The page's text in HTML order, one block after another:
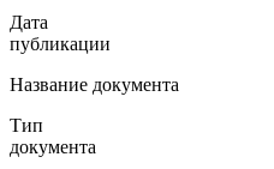
Дата
публикации
Название документа
Тип
документа